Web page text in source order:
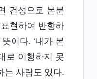
건성으로 본분
현하여 반항하
이다. ‘내가 본
로 이행하지 못
는 사람도 있다.